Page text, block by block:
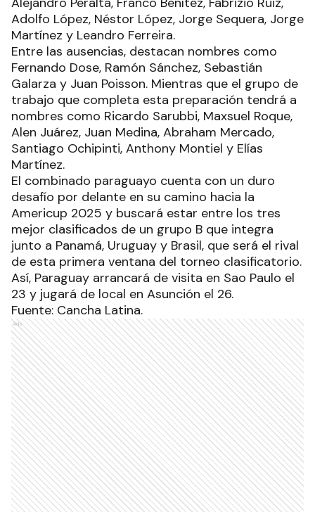
Adolfo López, Néstor López, Jorge Sequera, Jorge
Martínez y Leandro Ferreira.
Entre las ausencias, destacan nombres como
Fernando Dose, Ramón Sánchez, Sebastián
Galarza y Juan Poisson. Mientras que el grupo de
trabajo que completa esta preparación tendrá a
nombres como Ricardo Sarubbi, Maxsuel Roque,
Alen Juárez, Juan Medina, Abraham Mercado,
Santiago Ochipinti, Anthony Montiel y Elías
Martínez.
El combinado paraguayo cuenta con un duro
desafío por delante en su camino hacia la
Americup 2025 y buscará estar entre los tres
mejor clasificados de un grupo B que integra
junto a Panamá, Uruguay y Brasil, que será el rival
de esta primera ventana del torneo clasificatorio.
Así, Paraguay arrancará de visita en Sao Paulo el
23 y jugará de local en Asunción el 26.
Fuente: Cancha Latina.
Ads